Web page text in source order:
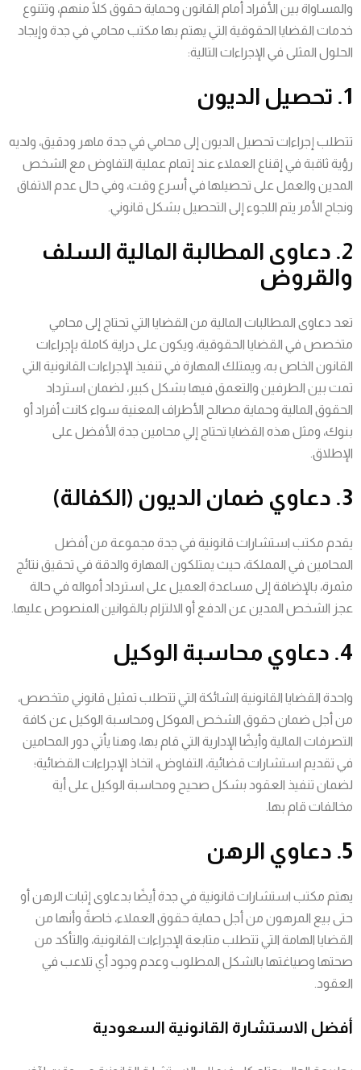
والمساواة بين الأفراد أمام القانون وحماية حقوق كلًا منهم، وتتنوع
خدمات القضايا الحقوقية التي يهتم بها مكتب محامي في جدة وإيجاد
الحلول المثلى في الإجراءات التالية:
1. تحصيل الديون
تتطلب إجراءات تحصيل الديون إلى محامي في جدة ماهر ودقيق، ولديه
رؤية ثاقبة في إقناع العملاء عند إتمام عملية التفاوض مع الشخص
المدين والعمل على تحصيلها في أسرع وقت، وفي حال عدم الاتفاق
ونجاح الأمر يتم اللجوء إلى التحصيل بشكل قانوني.
2. دعاوى المطالبة المالية السلف
والقروض
تعد دعاوى المطالبات المالية من القضايا التي تحتاج إلى محامي
متخصص في القضايا الحقوقية، ويكون على دراية كاملة بإجراءات
القانون الخاص به، ويمتلك المهارة في تنفيذ الإجراءات القانونية التي
تمت بين الطرفين والتعمق فيها بشكل كبير، لضمان استرداد
الحقوق المالية وحماية مصالح الأطراف المعنية سواء كانت أفراد أو
بنوك، ومثل هذه القضايا تحتاج إلي محامين جدة الأفضل على
الإطلاق.
3. دعاوي ضمان الديون (الكفالة)
يقدم مكتب استشارات قانونية في جدة مجموعة من أفضل
المحامين في المملكة، حيث يمتلكون المهارة والدقة في تحقيق نتائج
مثمرة، بالإضافة إلى مساعدة العميل على استرداد أمواله في حالة
عجز الشخص المدين عن الدفع أو الالتزام بالقوانين المنصوص عليها.
4. دعاوي محاسبة الوكيل
واحدة القضايا القانونية الشائكة التي تتطلب تمثيل قانوني متخصص،
من أجل ضمان حقوق الشخص الموكل ومحاسبة الوكيل عن كافة
التصرفات المالية وأيضًا الإدارية التي قام بها، وهنا يأتي دور المحامين
في تقديم استشارات قضائية، التفاوض، اتخاذ الإجراءات القضائية؛
لضمان تنفيذ العقود بشكل صحيح ومحاسبة الوكيل على أية
مخالفات قام بها.
5. دعاوي الرهن
يهتم مكتب استشارات قانونية في جدة أيضًا بدعاوى إثبات الرهن أو
حتى بيع المرهون من أجل حماية حقوق العملاء، خاصةً وأنها من
القضايا الهامة التي تتطلب متابعة الإجراءات القانونية، والتأكد من
صحتها وصياغتها بالشكل المطلوب وعدم وجود أي تلاعب في
العقود.
أفضل الاستشارة القانونية السعودية